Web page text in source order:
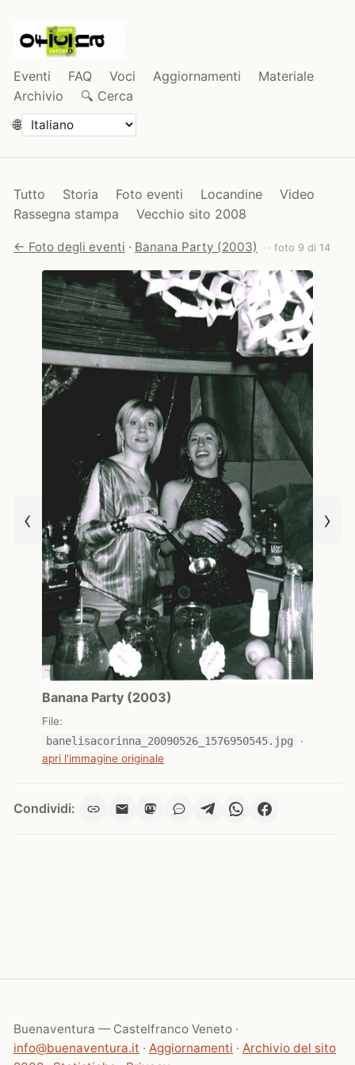
Eventi FAQ Voci Aggiornamenti
Materiale
Archivio
🔍 Cerca
🌐
Tutto Storia Foto eventi Locandine
Video
Rassegna stampa
Vecchio sito 2008
← Foto degli eventi · Banana Party (2003) · foto 9 di 14
‹
Banana Party (2003)
File:
banelisacorinna_20090526_1576950545.jpg
·
apri l'immagine originale
›
Condividi:
Buenaventura — Castelfranco Veneto ·
info@buenaventura.it · Aggiornamenti · Archivio del sito